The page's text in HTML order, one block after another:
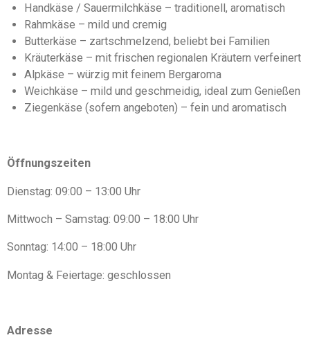
Handkäse / Sauermilchkäse – traditionell, aromatisch
Rahmkäse – mild und cremig
Butterkäse – zartschmelzend, beliebt bei Familien
Kräuterkäse – mit frischen regionalen Kräutern verfeinert
Alpkäse – würzig mit feinem Bergaroma
Weichkäse – mild und geschmeidig, ideal zum Genießen
Ziegenkäse (sofern angeboten) – fein und aromatisch
Öffnungszeiten
Dienstag: 09:00 – 13:00 Uhr
Mittwoch – Samstag: 09:00 – 18:00 Uhr
Sonntag: 14:00 – 18:00 Uhr
Montag & Feiertage: geschlossen
Adresse